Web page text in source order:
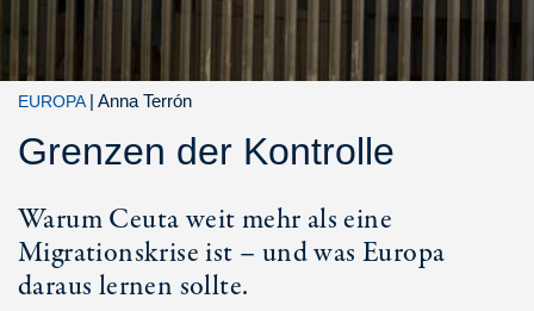
EUROPA | Anna Terrón
Grenzen der Kontrolle
Warum Ceuta weit mehr als eine
Migrationskrise ist – und was Europa
daraus lernen sollte.